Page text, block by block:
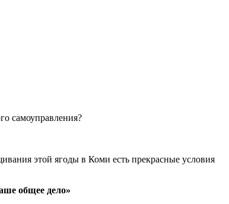
самоуправления?
этой ягоды в Коми есть прекрасные условия
общее дело»